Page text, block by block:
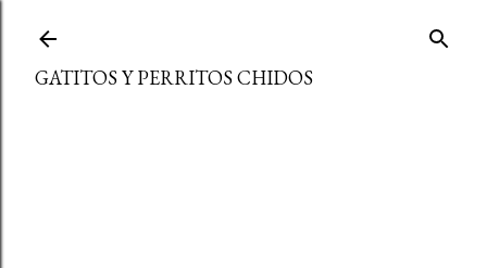
GATITOS Y PERRITOS CHIDOS